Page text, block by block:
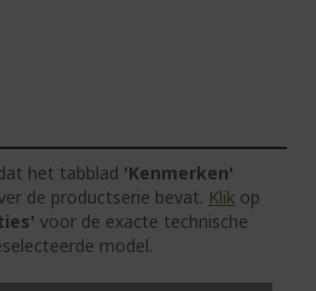
het tabblad 'Kenmerken'
de productserie bevat. Klik op
voor de exacte technische
model.